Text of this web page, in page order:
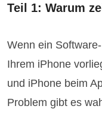
Teil 1: Warum
Wenn ein
Ihrem iPhone
und iPhone beim
Problem gibt es